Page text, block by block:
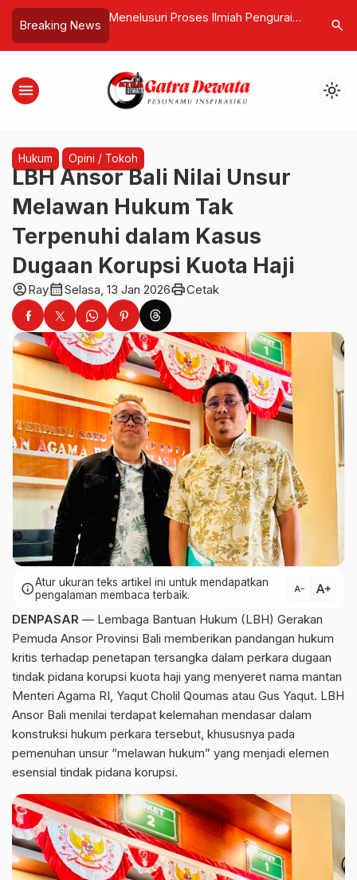
Breaking News
Tukad Ngenjung,
Rahasia Menuju
Baru di Hutan
Menelusuri Proses Ilmiah Penguraian
ARUN
search
menu light_mode
Hukum Opini / Tokoh
LBH Ansor Bali Nilai Unsur
Melawan Hukum Tak
Terpenuhi dalam Kasus
Dugaan Korupsi Kuota Haji
account_circleRaycalendar_monthSelasa, 13 Jan 2026printCetak
infoAtur ukuran teks artikel ini untuk mendapatkan
pengalaman membaca terbaik.
text_decrease text_increase
DENPASAR — Lembaga Bantuan Hukum (LBH) Gerakan
Pemuda Ansor Provinsi Bali memberikan pandangan hukum
kritis terhadap penetapan tersangka dalam perkara dugaan
tindak pidana korupsi kuota haji yang menyeret nama mantan
Menteri Agama RI, Yaqut Cholil Qoumas atau Gus Yaqut. LBH
Ansor Bali menilai terdapat kelemahan mendasar dalam
konstruksi hukum perkara tersebut, khususnya pada
pemenuhan unsur “melawan hukum” yang menjadi elemen
esensial tindak pidana korupsi.